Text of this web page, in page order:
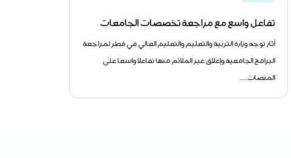
تفاعل واسع مع مراجعة تخصصات الجامعات
أثار توجه وزارة التربية والتعليم والتعليم العالي في قطر لمراجعة
البرامج الجامعية وإغلاق غير الملائم منها تفاعلا واسعا على
المنصات......